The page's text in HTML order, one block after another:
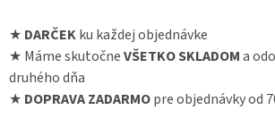
★ DARČEKku každej objednávke
★ Máme skutočneVŠETKO SKLADOMa
druhého dňa
★ DOPRAVA ZADARMOpre objednávky od